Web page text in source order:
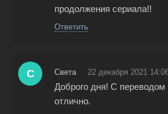
продолжения сериала!!
Ответить
С Света 22 декабря 2021
Доброго дня! С
отлично.